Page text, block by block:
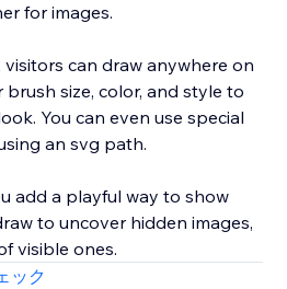
for images.
can draw anywhere on
size, color, and style to
You can even use special
an svg path.
add a playful way to show
to uncover hidden images,
visible ones.
ック